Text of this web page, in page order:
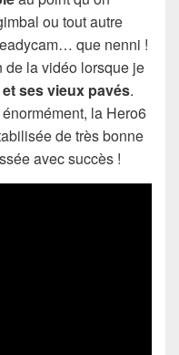
ou tout autre
que nenni !
de la vidéo lorsque je
ses vieux pavés.
la Hero6
de très bonne
avec succès !